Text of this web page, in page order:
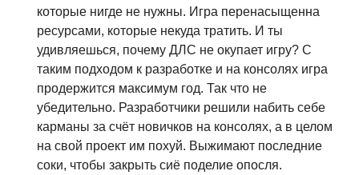
которые нигде не нужны. Игра перенасыщенна
ресурсами, которые некуда тратить. И ты
удивляешься, почему ДЛС не окупает игру? С
таким подходом к разработке и на консолях игра
продержится максимум год. Так что не
убедительно. Разработчики решили набить себе
карманы за счёт новичков на консолях, а в целом
на свой проект им похуй. Выжимают последние
соки, чтобы закрыть сиё поделие опосля.